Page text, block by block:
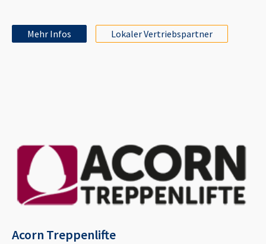
Mehr Infos Lokaler Vertriebspartner
Acorn Treppenlifte